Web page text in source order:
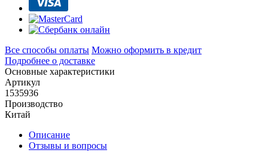
Все способы оплаты Можно оформить в кредит
Подробнее о доставке
Основные характеристики
Артикул
1535936
Производство
Китай
Описание
Отзывы и вопросы